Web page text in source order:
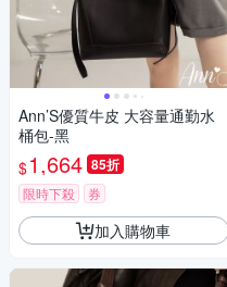
Ann’S優質牛皮 大容量通勤水
桶包-黑
$1,664 85折
限時下殺 券
加入購物車